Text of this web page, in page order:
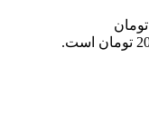
قیمت اصلی 250,000 تومان